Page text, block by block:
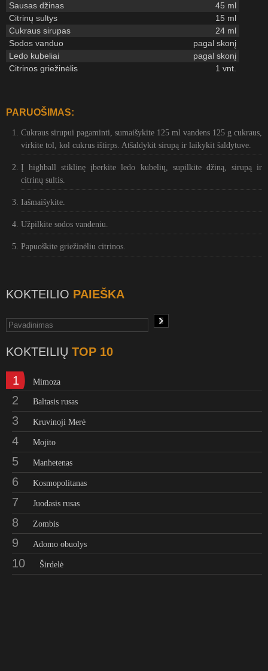
Sausas džinas
45 ml
Citrinų sultys
15 ml
Cukraus sirupas
24 ml
Sodos vanduo
pagal skonį
Ledo kubeliai
pagal skonį
Citrinos griežinėlis
1 vnt.
PARUOŠIMAS:
Cukraus sirupui pagaminti, sumaišykite 125 ml vandens 125 g cukraus,
virkite tol, kol cukrus ištirps. Atšaldykit sirupą ir laikykit šaldytuve.
Į highball stiklinę įberkite ledo kubelių, supilkite džiną, sirupą ir
citrinų sultis.
Iašmaišykite.
Užpilkite sodos vandeniu.
Papuoškite griežinėliu citrinos.
KOKTEILIO PAIEŠKA
KOKTEILIŲ TOP 10
1 Mimoza
2 Baltasis rusas
3 Kruvinoji Merė
4 Mojito
5 Manhetenas
6 Kosmopolitanas
7 Juodasis rusas
8 Zombis
9 Adomo obuolys
10 Širdelė